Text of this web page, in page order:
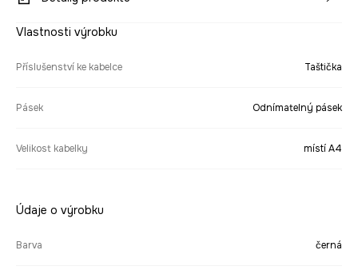
Vlastnosti výrobku
Příslušenství ke kabelce Taštička
Pásek Odnímatelný pásek
Velikost kabelky místí A4
Údaje o výrobku
Barva černá